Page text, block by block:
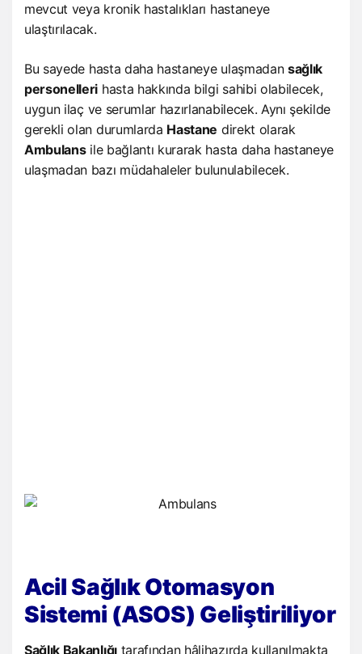
mevcut veya kronik hastalıkları hastaneye
ulaştırılacak.
Bu sayede hasta daha hastaneye ulaşmadan sağlık
personelleri hasta hakkında bilgi sahibi olabilecek,
uygun ilaç ve serumlar hazırlanabilecek. Aynı şekilde
gerekli olan durumlarda Hastane direkt olarak
Ambulansile bağlantı kurarak hasta daha hastaneye
ulaşmadan bazı müdahaleler bulunulabilecek.
Acil Sağlık Otomasyon
Sistemi (ASOS) Geliştiriliyor
Sağlık Bakanlığıtarafından hâlihazırda kullanılmakta